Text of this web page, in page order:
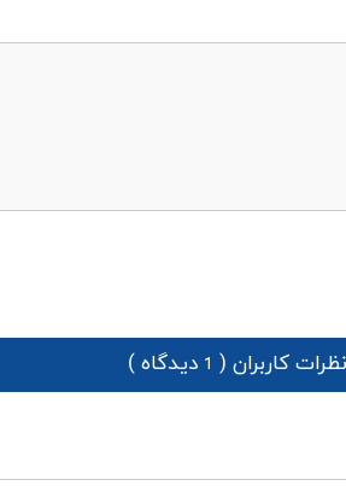
نظرات کاربران ( 1 دیدگاه )